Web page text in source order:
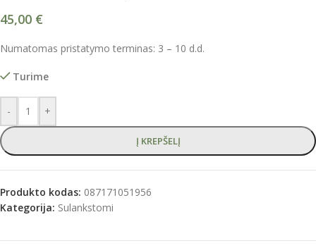
45,00 €
Numatomas pristatymo terminas: 3 – 10 d.d.
Turime
- +
Į KREPŠELĮ
Produkto kodas: 087171051956
Kategorija: Sulankstomi